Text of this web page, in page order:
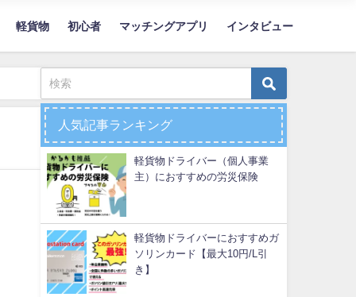
軽貨物 初心者 マッチングアプリ インタビュー
人気記事ランキング
軽貨物ドライバー（個人事業
主）におすすめの労災保険
軽貨物ドライバーにおすすめガ
ソリンカード【最大10円/L引
き】